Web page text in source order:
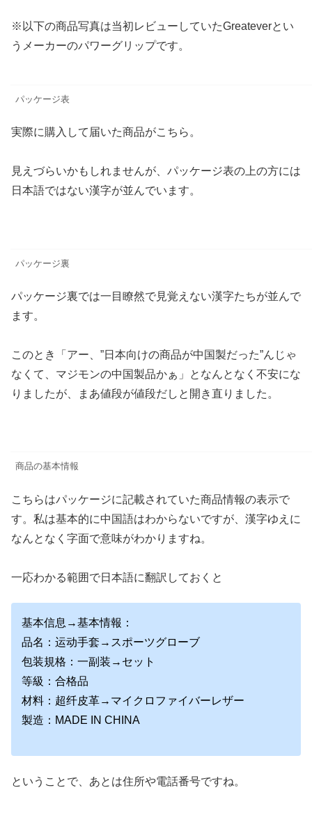
※以下の商品写真は当初レビューしていたGreateverとい
うメーカーのパワーグリップです。
パッケージ表
実際に購入して届いた商品がこちら。
見えづらいかもしれませんが、パッケージ表の上の方には
日本語ではない漢字が並んでいます。
パッケージ裏
パッケージ裏では一目瞭然で見覚えない漢字たちが並んで
ます。
このとき「アー、”日本向けの商品が中国製だった”んじゃ
なくて、マジモンの中国製品かぁ」となんとなく不安にな
りましたが、まあ値段が値段だしと開き直りました。
商品の基本情報
こちらはパッケージに記載されていた商品情報の表示で
す。私は基本的に中国語はわからないですが、漢字ゆえに
なんとなく字面で意味がわかりますね。
一応わかる範囲で日本語に翻訳しておくと
基本信息→基本情報：
品名：运动手套→スポーツグローブ
包装規格：一副装→セット
等級：合格品
材料：超纤皮革→マイクロファイバーレザー
製造：MADE IN CHINA
ということで、あとは住所や電話番号ですね。